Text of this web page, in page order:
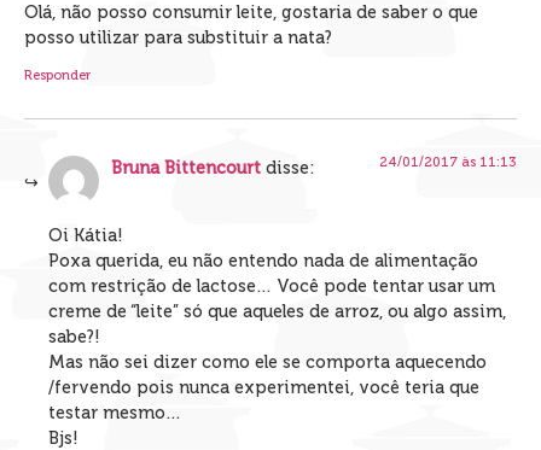
Olá, não posso consumir leite, gostaria de saber o que
posso utilizar para substituir a nata?
Responder
Bruna Bittencourt disse: 24/01/2017 às 11:13
Oi Kátia!
Poxa querida, eu não entendo nada de alimentação
com restrição de lactose… Você pode tentar usar um
creme de “leite” só que aqueles de arroz, ou algo assim,
sabe?!
Mas não sei dizer como ele se comporta aquecendo
/fervendo pois nunca experimentei, você teria que
testar mesmo…
Bjs!